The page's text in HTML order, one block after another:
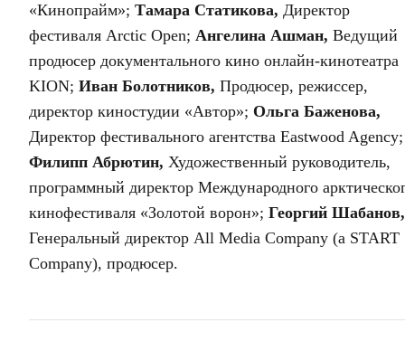
«Кинопрайм»; Тамара Статикова, Директор
фестиваля Arctic Open; Ангелина Ашман, Ведущий
продюсер документального кино онлайн-кинотеатра
KION; Иван Болотников, Продюсер, режиссер,
директор киностудии «Автор»; Ольга Баженова,
Директор фестивального агентства Eastwood Agency;
Филипп Абрютин, Художественный руководитель,
программный директор Международного
кинофестиваля «Золотой ворон»; Георгий Шабанов,
Генеральный директор All Media Company (a START
Company), продюсер.